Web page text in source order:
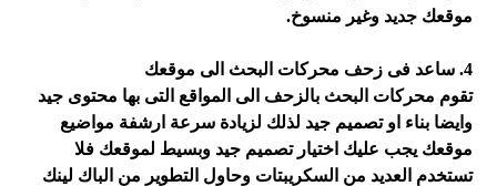
موقعك جديد وغير منسوخ.
4. ساعد فى زحف محركات البحث الى موقعك
تقوم محركات البحث بالزحف الى المواقع التى بها محتوى جيد
وايضا بناء او تصميم جيد لذلك لزيادة سرعة ارشفة مواضيع
موقعك يجب عليك اختيار تصميم جيد وبسيط لموقعك فلا
تستخدم العديد من السكريبتات وحاول التطوير من الباك لينك